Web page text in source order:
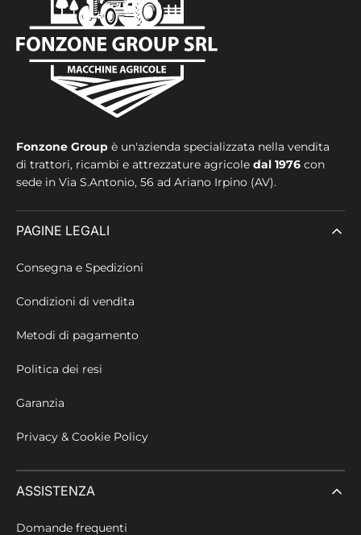
Fonzone Group è un'azienda specializzata nella vendita
di trattori, ricambi e attrezzature agricole dal 1976 con
sede in Via S.Antonio, 56 ad Ariano Irpino (AV).
PAGINE LEGALI
Consegna e Spedizioni
Condizioni di vendita
Metodi di pagamento
Politica dei resi
Garanzia
Privacy & Cookie Policy
ASSISTENZA
Domande frequenti